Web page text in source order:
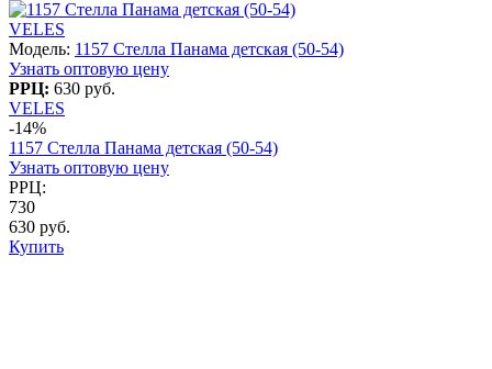
VELES
Модель: 1157 Стелла Панама детская (50-54)
Узнать оптовую цену
РРЦ: 630 руб.
VELES
-14%
1157 Стелла Панама детская (50-54)
Узнать оптовую цену
РРЦ:
730
630 руб.
Купить